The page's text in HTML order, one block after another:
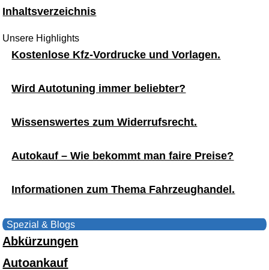
Inhaltsverzeichnis
Unsere Highlights
Kostenlose Kfz-Vordrucke und Vorlagen.
Wird Autotuning immer beliebter?
Wissenswertes zum Widerrufsrecht.
Autokauf – Wie bekommt man faire Preise?
Informationen zum Thema Fahrzeughandel.
Spezial & Blogs
Abkürzungen
Autoankauf